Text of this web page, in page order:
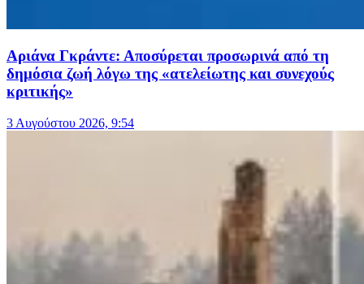
Αριάνα Γκράντε: Αποσύρεται προσωρινά από τη
δημόσια ζωή λόγω της «ατελείωτης και συνεχούς
κριτικής»
3 Αυγούστου 2026, 9:54